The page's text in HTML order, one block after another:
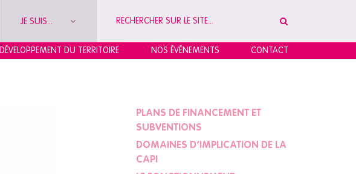
JE SUIS...
DÉVELOPPEMENT DU TERRITOIRE NOS ÉVÉNEMENTS CONTACT
PLANS DE FINANCEMENT ET
SUBVENTIONS
DOMAINES D’IMPLICATION DE LA
CAPI